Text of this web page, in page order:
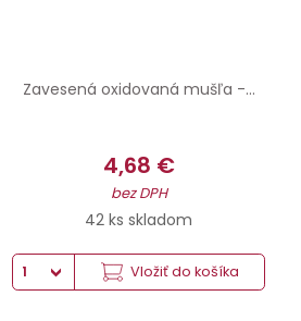
Zavesená oxidovaná mušľa -...
4,68 €
bez DPH
42 ks skladom
Vložiť do košíka